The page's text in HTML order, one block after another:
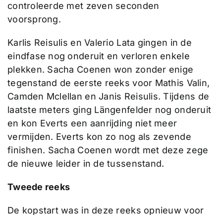
controleerde met zeven seconden
voorsprong.
Karlis Reisulis en Valerio Lata gingen in de
eindfase nog onderuit en verloren enkele
plekken. Sacha Coenen won zonder enige
tegenstand de eerste reeks voor Mathis Valin,
Camden Mclellan en Janis Reisulis. Tijdens de
laatste meters ging Längenfelder nog onderuit
en kon Everts een aanrijding niet meer
vermijden. Everts kon zo nog als zevende
finishen. Sacha Coenen wordt met deze zege
de nieuwe leider in de tussenstand.
Tweede reeks
De kopstart was in deze reeks opnieuw voor